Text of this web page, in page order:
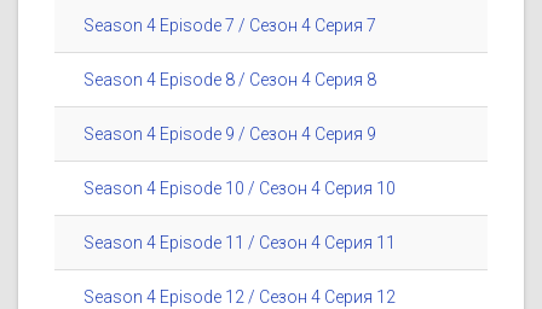
Season 4 Episode 7 / Сезон 4 Серия 7
Season 4 Episode 8 / Сезон 4 Серия 8
Season 4 Episode 9 / Сезон 4 Серия 9
Season 4 Episode 10 / Сезон 4 Серия 10
Season 4 Episode 11 / Сезон 4 Серия 11
Season 4 Episode 12 / Сезон 4 Серия 12